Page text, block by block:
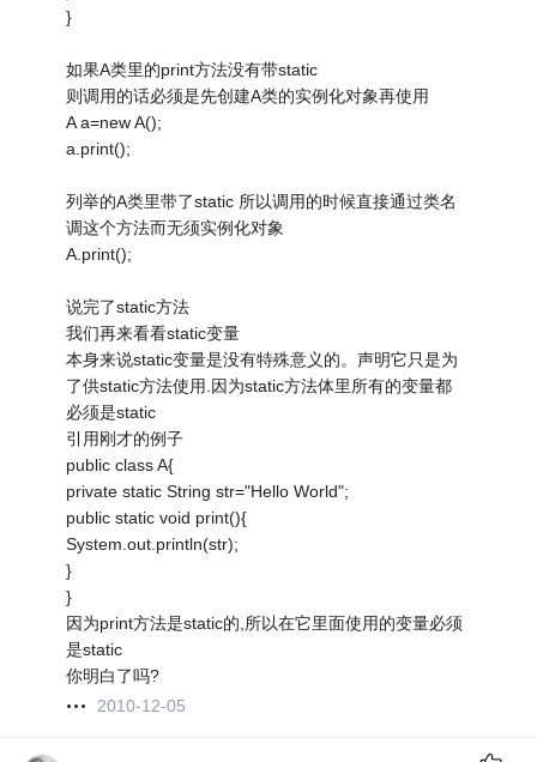
}
如果A类里的print方法没有带static
则调用的话必须是先创建A类的实例化对象再使用
A a=new A();
a.print();
列举的A类里带了static 所以调用的时候直接通过类名
调这个方法而无须实例化对象
A.print();
说完了static方法
我们再来看看static变量
本身来说static变量是没有特殊意义的。声明它只是为
了供static方法使用.因为static方法体里所有的变量都
必须是static
引用刚才的例子
public class A{
private static String str="Hello World";
public static void print(){
System.out.println(str);
}
}
因为print方法是static的,所以在它里面使用的变量必须
是static
你明白了吗?
2010-12-05